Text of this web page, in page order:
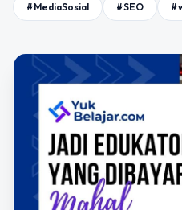
#MediaSosial #SEO